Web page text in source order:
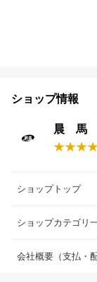
ショップ情報
晨 馬
ショップトップ
ショップカテゴリ
会社概要（支払・